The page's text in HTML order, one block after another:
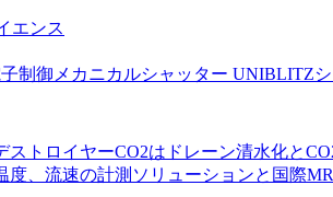
エンス
制御メカニカルシャッター UNIBLITZ
ストロイヤーCO2はドレーン清水化と
度、流速の計測ソリューションと国際